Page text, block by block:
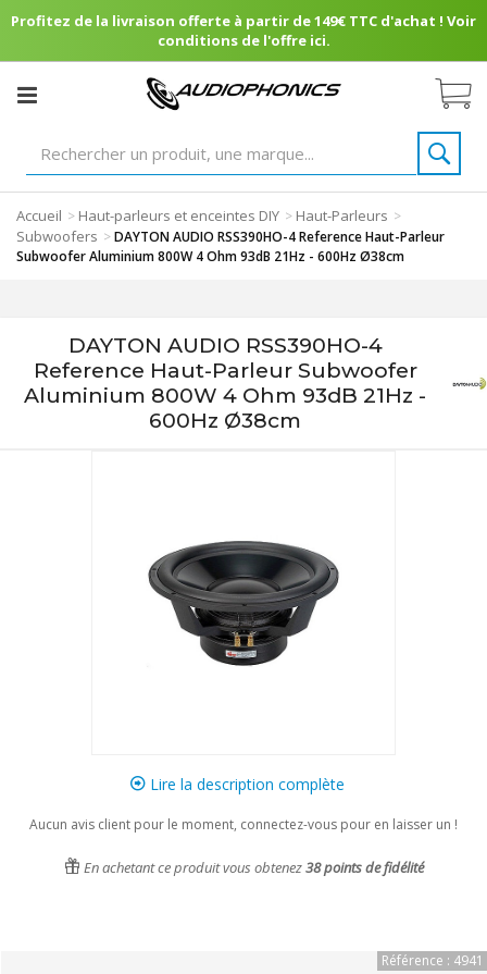
Profitez de la livraison offerte à partir de 149€ TTC d'achat ! Voir
conditions de l'offre ici.
Accueil > Haut-parleurs et enceintes DIY > Haut-Parleurs >
Subwoofers >DAYTON AUDIO RSS390HO-4 Reference Haut-Parleur
Subwoofer Aluminium 800W 4 Ohm 93dB 21Hz - 600Hz Ø38cm
DAYTON AUDIO RSS390HO-4
Reference Haut-Parleur Subwoofer
Aluminium 800W 4 Ohm 93dB 21Hz -
600Hz Ø38cm
Lire la description complète
Aucun avis client pour le moment, connectez-vous pour en laisser un !
En achetant ce produit vous obtenez38points de fidélité
Référence : 4941